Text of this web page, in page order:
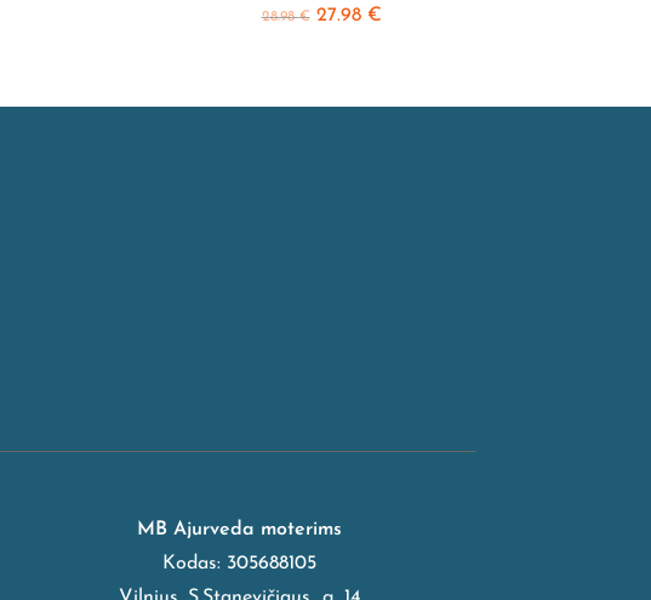
28.98€ 27.98 €
MB Ajurveda moterims
Kodas: 305688105